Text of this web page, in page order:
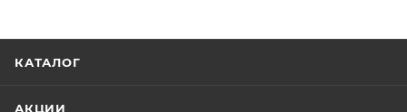
КАТАЛОГ
АКЦИИ